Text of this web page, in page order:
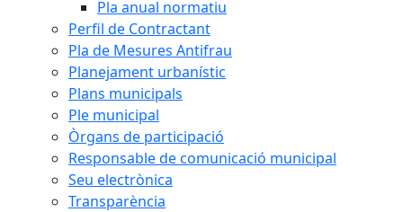
Pla anual normatiu
Perfil de Contractant
Pla de Mesures Antifrau
Planejament urbanístic
Plans municipals
Ple municipal
Òrgans de participació
Responsable de comunicació municipal
Seu electrònica
Transparència